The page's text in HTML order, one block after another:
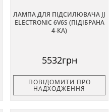
ЛАМПА ДЛЯ ПІДСИЛЮВАЧА JJ
ELECTRONIC 6V6S (ПІДІБРАНА
4-КА)
5532грн
ПОВІДОМИТИ ПРО
НАДХОДЖЕННЯ